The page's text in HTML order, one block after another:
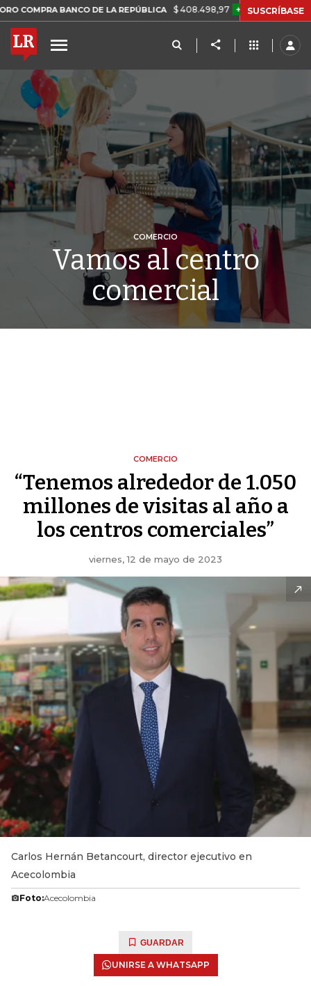
BANCO DE LA REPÚBLICA $ 408.498,97 +$ 8.753,81 +2,19%
SUSCRÍBASE
COMERCIO
Vamos al centro
comercial
COMERCIO
“Tenemos alrededor de 1.050
millones de visitas al año a
los centros comerciales”
viernes, 12 de mayo de 2023
Carlos Hernán Betancourt, director ejecutivo en
Acecolombia
Foto:Acecolombia
GUARDAR
UNIRSE A WHATSAPP